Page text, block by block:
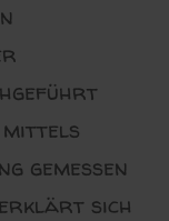
mittels
gemessen
erklärt sich